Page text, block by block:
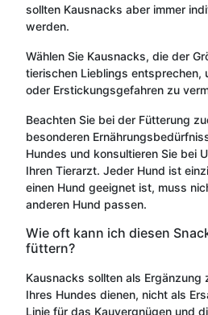
sollten Kausnacks aber immer
werden.
Wählen Sie Kausnacks, die der
tierischen Lieblings entsprechen,
oder Erstickungsgefahren zu
Beachten Sie bei der Fütterung
besonderen
Hundes und konsultieren Sie bei
Ihren Tierarzt. Jeder Hund ist
einen Hund geeignet ist, muss
anderen Hund passen.
Wie oft kann ich diesen
füttern?
Kausnacks sollten als Ergänzung
Ihres Hundes dienen, nicht als
Linie für das Kauvergnügen und